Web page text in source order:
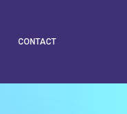
CONTACT